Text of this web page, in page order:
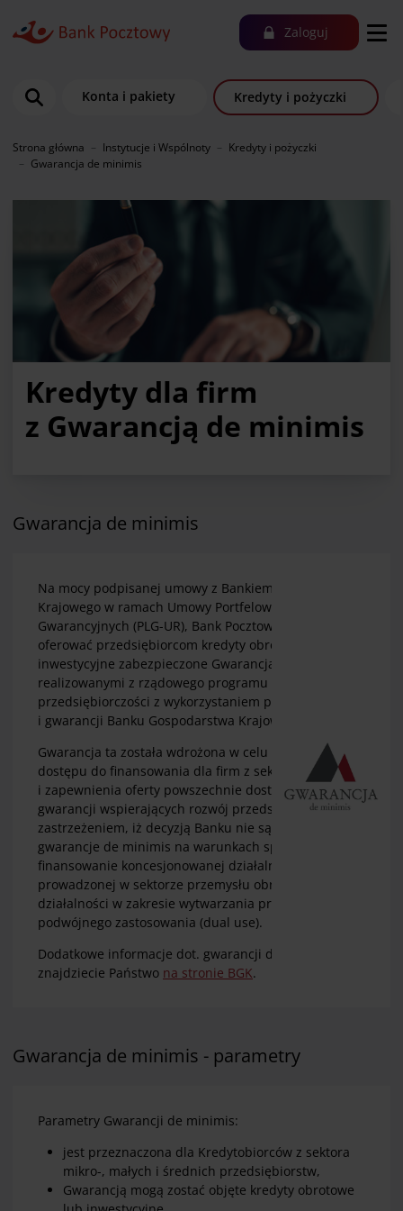
Zaloguj
Konta i pakiety Kredyty i pożyczki
Strona główna Instytucje i Wspólnoty
Kredyty i pożyczki
Gwarancja de minimis
Kredyty dla firm
z Gwarancją de minimis
Gwarancja de minimis
Na mocy podpisanej umowy z Bankiem Gospodarstwa
Krajowego w ramach Umowy Portfelowych Linii
Gwarancyjnych (PLG-UR), Bank Pocztowy S.A. może
oferować przedsiębiorcom kredyty obrotowe oraz
inwestycyjne zabezpieczone Gwarancjami de minimis,
realizowanymi z rządowego programu "Wspieranie
przedsiębiorczości z wykorzystaniem poręczeń
i gwarancji Banku Gospodarstwa Krajowego".
Gwarancja ta została wdrożona w celu poprawy
dostępu do finansowania dla firm z sektora MŚP
i zapewnienia oferty powszechnie dostępnych
gwarancji wspierających rozwój przedsiębiorstw (z
zastrzeżeniem, iż decyzją Banku nie są udzielane
gwarancje de minimis na warunkach specjalnych na
finansowanie koncesjonowanej działalności
prowadzonej w sektorze przemysłu obronnego oraz
działalności w zakresie wytwarzania produktów
podwójnego zastosowania (dual use).
Dodatkowe informacje dot. gwarancji de minimis
znajdziecie Państwo na stronie BGK.
Gwarancja de minimis - parametry
Parametry Gwarancji de minimis:
jest przeznaczona dla Kredytobiorców z sektora
mikro-, małych i średnich przedsiębiorstw,
Gwarancją mogą zostać objęte kredyty obrotowe